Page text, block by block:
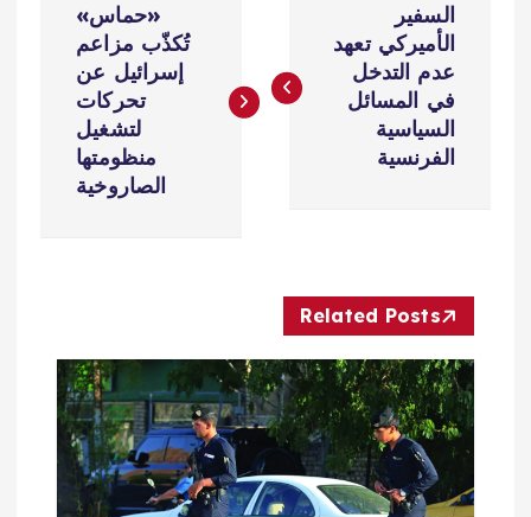
ص
م
ق
السفير
الأميركي تعهد
عدم التدخل
في المسائل
السياسية
الفرنسية
«حماس»
تُكذّب مزاعم
إسرائيل عن
تحركات
لتشغيل
منظومتها
الصاروخية
Related Posts